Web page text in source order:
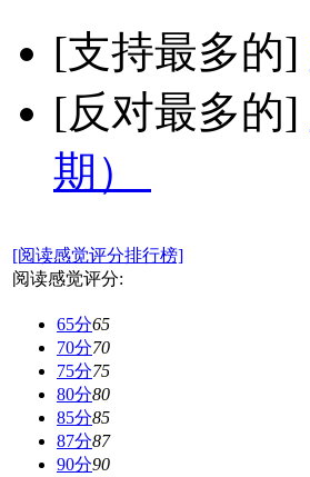
[支持最多的]
[反对最多的]
期）
[阅读感觉评分排行榜]
阅读感觉评分:
65分65
70分70
75分75
80分80
85分85
87分87
90分90